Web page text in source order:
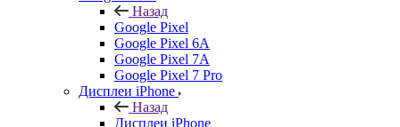
Назад
Google Pixel
Google Pixel 6A
Google Pixel 7А
Google Pixel 7 Pro
Дисплеи iPhone
Назад
Дисплеи iPhone